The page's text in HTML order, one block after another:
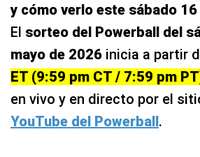
y cómo verlo este sábado
El sorteo del Powerball del
mayo de 2026 inicia a partir
ET (9:59 pm CT / 7:59 pm
en vivo y en directo por el
YouTube del Powerball.